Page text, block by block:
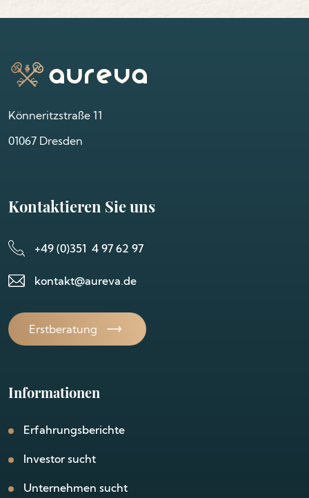
Könneritzstraße 11
01067 Dresden
Kontaktieren Sie uns
+49 (0)351 4 97 62 97
kontakt@aureva.de
Erstberatung
Informationen
Erfahrungsberichte
Investor sucht
Unternehmen sucht